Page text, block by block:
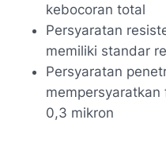
kebocoran total
Persyaratan
memiliki standar
Persyaratan
0,3 mikron